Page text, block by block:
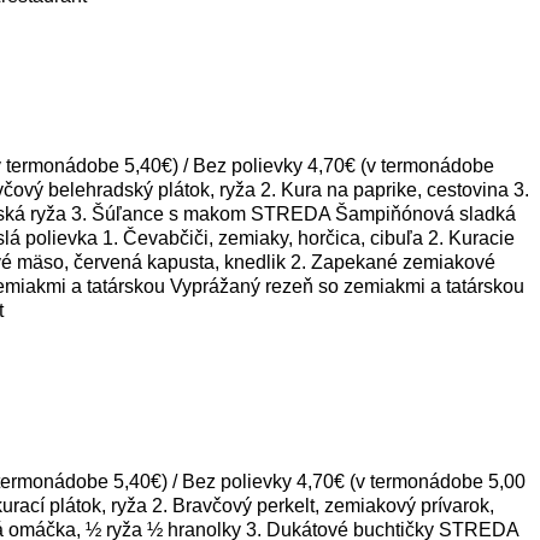
5,40€) / Bez polievky 4,70€ (v termonádobe
belehradský plátok, ryža 2. Kura na paprike, cestovina 3.
ryža 3. Šúľance s makom STREDA Šampiňónová sladká
polievka 1. Čevabčiči, zemiaky, horčica, cibuľa 2. Kuracie
mäso, červená kapusta, knedlik 2. Zapekané zemiakové
a tatárskou Vyprážaný rezeň so zemiakmi a tatárskou
5,40€) / Bez polievky 4,70€ (v termonádobe 5,00
plátok, ryža 2. Bravčový perkelt, zemiakový prívarok,
½ ryža ½ hranolky 3. Dukátové buchtičky STREDA